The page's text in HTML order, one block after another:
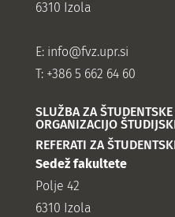
6310 Izola
E: info@fvz.upr.si
T: +386 5 662 64 60
SLUŽBA ZA
ORGANIZACIJO
REFERATI ZA
Sedež fakultete
Polje 42
6310 Izola